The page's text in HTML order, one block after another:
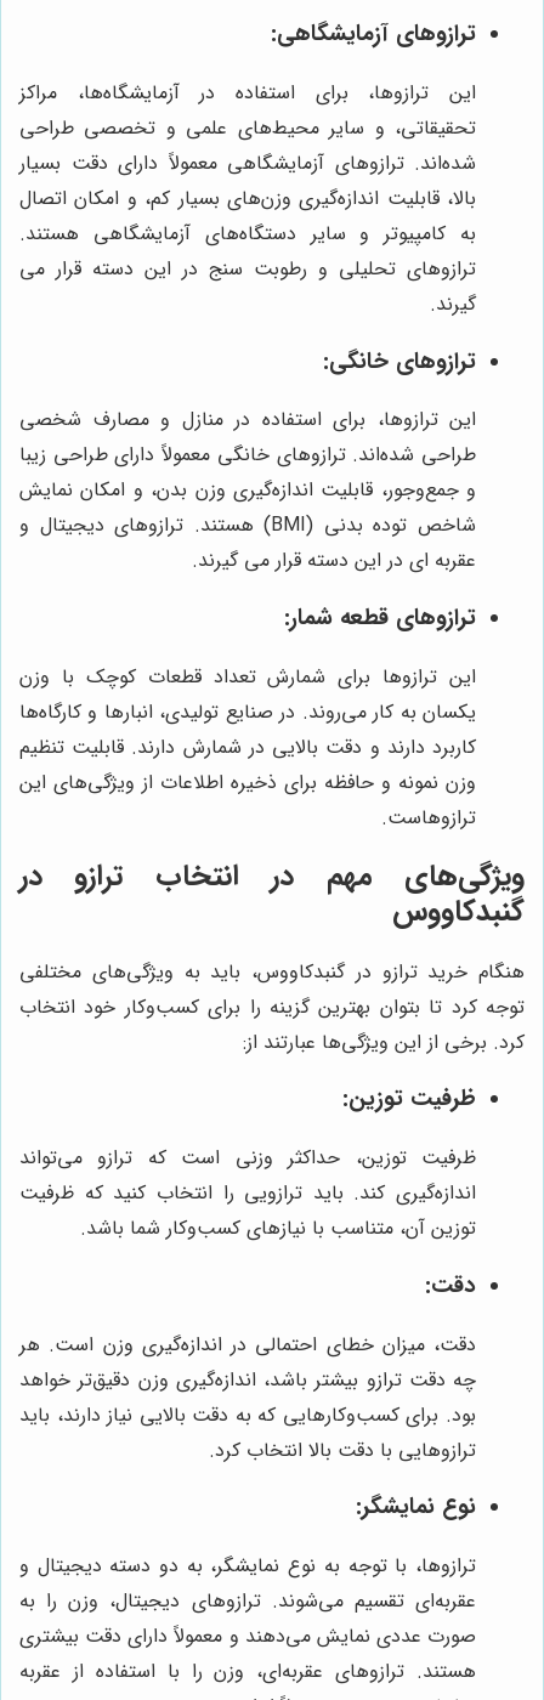
ترازوهای آزمایشگاهی:
این ترازوها، برای استفاده در آزمایشگاه‌ها، مراکز
تحقیقاتی، و سایر محیط‌های علمی و تخصصی طراحی
شده‌اند. ترازوهای آزمایشگاهی معمولاً دارای دقت بسیار
بالا، قابلیت اندازه‌گیری وزن‌های بسیار کم، و امکان اتصال
به کامپیوتر و سایر دستگاه‌های آزمایشگاهی هستند.
ترازوهای تحلیلی و رطوبت سنج در این دسته قرار می
گیرند.
ترازوهای خانگی:
این ترازوها، برای استفاده در منازل و مصارف شخصی
طراحی شده‌اند. ترازوهای خانگی معمولاً دارای طراحی زیبا
و جمع‌وجور، قابلیت اندازه‌گیری وزن بدن، و امکان نمایش
شاخص توده بدنی (BMI) هستند. ترازوهای دیجیتال و
عقربه ای در این دسته قرار می گیرند.
ترازوهای قطعه شمار:
این ترازوها برای شمارش تعداد قطعات کوچک با وزن
یکسان به کار می‌روند. در صنایع تولیدی، انبارها و کارگاه‌ها
کاربرد دارند و دقت بالایی در شمارش دارند. قابلیت تنظیم
وزن نمونه و حافظه برای ذخیره اطلاعات از ویژگی‌های این
ترازوهاست.
ویژگی‌های مهم در انتخاب ترازو در
گنبدکاووس
هنگام خرید ترازو در گنبدکاووس، باید به ویژگی‌های مختلفی
توجه کرد تا بتوان بهترین گزینه را برای کسب‌وکار خود انتخاب
کرد. برخی از این ویژگی‌ها عبارتند از:
ظرفیت توزین:
ظرفیت توزین، حداکثر وزنی است که ترازو می‌تواند
اندازه‌گیری کند. باید ترازویی را انتخاب کنید که ظرفیت
توزین آن، متناسب با نیازهای کسب‌وکار شما باشد.
دقت:
دقت، میزان خطای احتمالی در اندازه‌گیری وزن است. هر
چه دقت ترازو بیشتر باشد، اندازه‌گیری وزن دقیق‌تر خواهد
بود. برای کسب‌وکارهایی که به دقت بالایی نیاز دارند، باید
ترازوهایی با دقت بالا انتخاب کرد.
نوع نمایشگر:
ترازوها، با توجه به نوع نمایشگر، به دو دسته دیجیتال و
عقربه‌ای تقسیم می‌شوند. ترازوهای دیجیتال، وزن را به
صورت عددی نمایش می‌دهند و معمولاً دارای دقت بیشتری
هستند. ترازوهای عقربه‌ای، وزن را با استفاده از عقربه